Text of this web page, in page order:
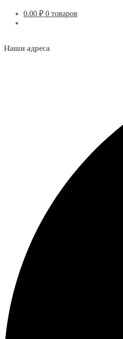
0.00 ₽ 0 товаров
Наши адреса